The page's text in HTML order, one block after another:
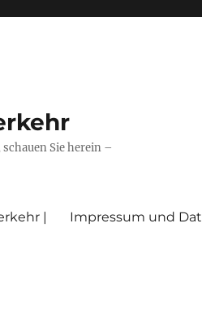
Sie herein –
| Impressum und